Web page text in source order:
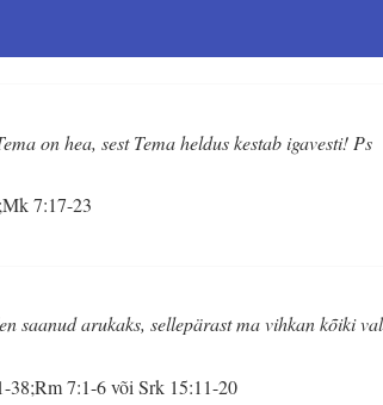
on hea, sest Tema heldus kestab igavesti! Ps
7:17-23
saanud arukaks, sellepärast ma vihkan kõiki
38;Rm 7:1-6 või Srk 15:11-20